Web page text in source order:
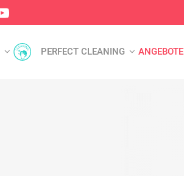
PERFECT CLEANING ANGEBOTE